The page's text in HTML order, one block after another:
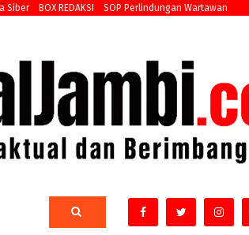
Siber BOX REDAKSI SOP Perlindungan Wartawan